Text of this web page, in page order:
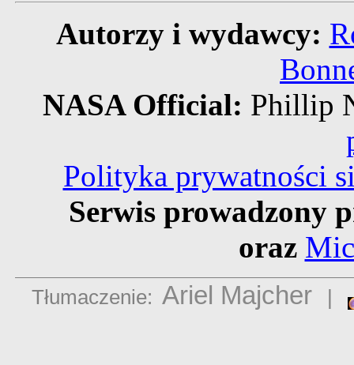
Autorzy i wydawcy:
NASA Official: Phillip
Polityka prywatności
Serwis prowadzony
oraz
Tłumaczenie: Ariel Majcher |